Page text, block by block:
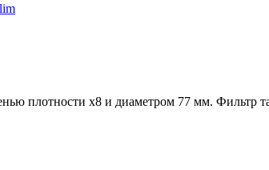
плотности х8 и диаметром 77 мм. Фильтр